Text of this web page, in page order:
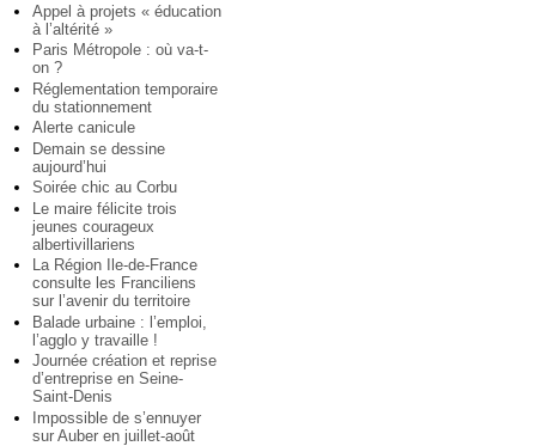
Appel à projets « éducation
à l’altérité »
Paris Métropole : où va-t-
on ?
Réglementation temporaire
du stationnement
Alerte canicule
Demain se dessine
aujourd’hui
Soirée chic au Corbu
Le maire félicite trois
jeunes courageux
albertivillariens
La Région Ile-de-France
consulte les Franciliens
sur l’avenir du territoire
Balade urbaine : l’emploi,
l’agglo y travaille !
Journée création et reprise
d’entreprise en Seine-
Saint-Denis
Impossible de s’ennuyer
sur Auber en juillet-août